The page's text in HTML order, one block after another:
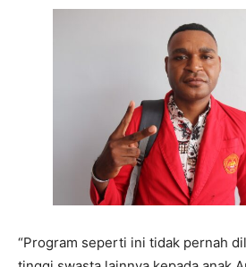
“Program seperti ini tidak pernah